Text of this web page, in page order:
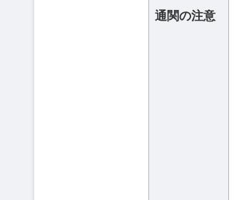
通関の注意